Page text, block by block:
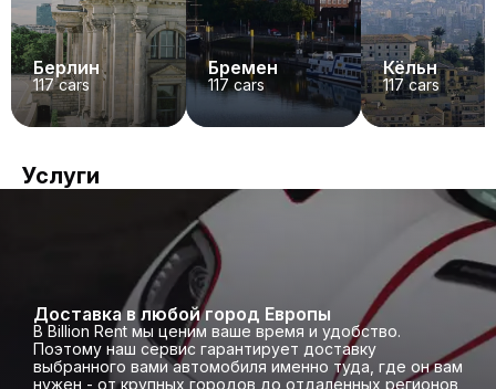
Берлин
117cars
Бремен
117 cars
Кёльн
117cars
Услуги
Доставка в любой город Европы
В Billion Rent мы ценим ваше время и удобство.
Поэтому наш сервис гарантирует доставку
выбранного вами автомобиля именно туда, где он вам
нужен - от крупных городов до отдаленных регионов